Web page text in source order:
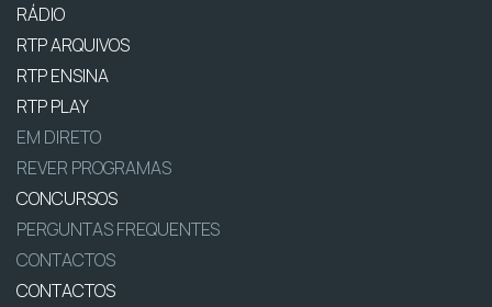
RÁDIO
RTP ARQUIVOS
RTP ENSINA
RTP PLAY
EM DIRETO
REVER PROGRAMAS
CONCURSOS
PERGUNTAS FREQUENTES
CONTACTOS
CONTACTOS